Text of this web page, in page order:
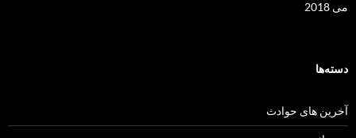
می 2018
دسته‌ها
آخرین های حوادث